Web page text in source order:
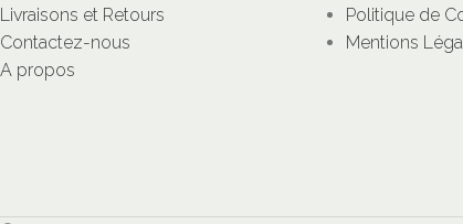
Livraisons et Retours
Contactez-nous
A propos
Politique de
Mentions